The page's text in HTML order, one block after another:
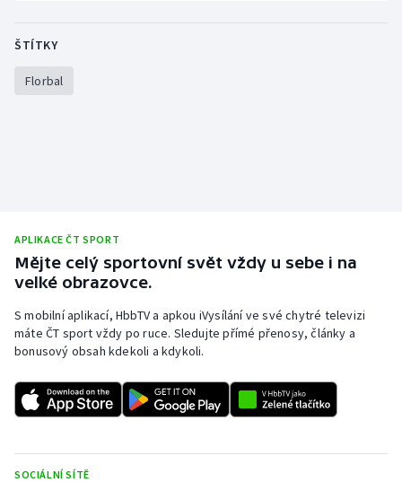
ŠTÍTKY
Florbal
APLIKACE ČT SPORT
Mějte celý sportovní svět vždy u sebe i na
velké obrazovce.
S mobilní aplikací, HbbTV a apkou iVysílání ve své chytré televizi
máte ČT sport vždy po ruce. Sledujte přímé přenosy, články a
bonusový obsah kdekoli a kdykoli.
SOCIÁLNÍ SÍTĚ